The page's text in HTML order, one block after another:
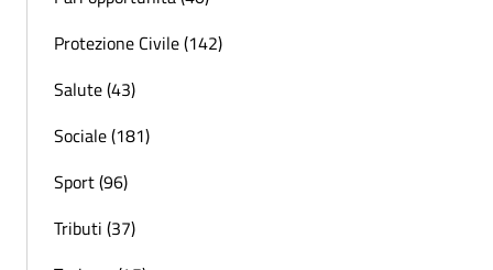
Protezione Civile (142)
Salute (43)
Sociale (181)
Sport (96)
Tributi (37)